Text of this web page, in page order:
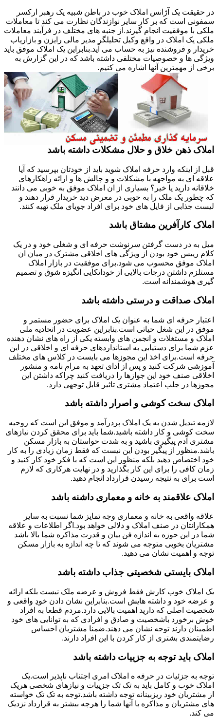
در حقیقت یک آژانس املاک خوب در باطن شبیه یک رهبر ارکسر
سمفونی است که بر کار سایر نوازندگان نظارت می کند تا معاملات
ملکی با موفقیت انجام گیرند.از جنبه های مختلف در فرآیند معاملات
ملکی یک املاک در واقع وکیل تحلیلگر مدیر مالی رایزن و بازاریاب
خریدار و فروشنده نیز به حساب می آید.بنابراین یک املاک موفق باید
ویژگی ها و خصوصیات مختلفی داشته باشد که در این گزارش به
برخی از مهمترین آنها اشاره می کنیم.
املاک ذهن خلاق و حلال مشکلات داشته باشد
قبل از اینکه وارد حرفه املاک شوید باید از خودتان بپرسید که آیا
علاقه ای به مواجهه با مشکلات و و چالش ها و ارائه راهکارهای
خلاقانه دارید یا خیر؟ بسیاری از ان املاک موفق به خوبی می دانند
که چطور یک ملک را به خوبی در معرض دید خریدار قرار دهند و
لیست جذابی از فایل های خود برای افراد جویای ملک تهیه کنند.
املاک کارآفرین مشتاق باشد
میل به در دست گرفتن سرنوشت حرفه ای و شغلی خود و در یک
کلام رییس خود بودن از ویژگی های اخلاقی مشترک در میان ان
املاک موفق محسوب می شود.برای موفقیت در بازار املاک
مستلزم داشتن درجات بالایی از خوداتکایی انگیزه شوق و تصمیم
گیری هوشمندانه است.
املاک صداقت و درستی داشته باشد
اعتبار حرفه ای شما به عنوان یک املاک برای حضور مستمر و
موفق در این شغل حیاتی است.بنابراین عضویت در اتحادیه ملی
املاک و مستغلات و انجمن های وابسته یکی از راه های نشان دهنده
عزم شما برای دستیابی به استانداردهای حرفه ای و اخلاقی در این
حرفه است.برای اخذ این مجوزها می بایست در کلاس های مختلف
آموزشی شرکت کنید و پس از ادای تعهد به مرام نامه و منشور
اخلاقی صنف خود این جوازها را دریافت کنید چراکه داشتن این
مجوزها در جلب اعتماد مشتری تاثیر قابل توجهی دارد.
املاک سخت کوشی و اصرار داشته باشد
لازمه تبدیل شدن به یک املاک پردرآمد و موفق این است که روحیه
سخت کوشی و کار داشته باشید.شما باید برای محقق کردن نیازهای
مشتری آدم پیگیری باشید و به شدت حواستان به بازار مسکن
باشد.منظور از پیگیر بودن این نیست که فقط زمان زیادی را به کار
خود اختصاص دهید بلکه منظور این است که با فکر خود کار کنید و
زمان کافی را برای این کار بگذارید و در نهایت هرکاری که لازم
است برای به نتیجه رسیدن قرارداد انجام دهید.
املاک علاقمند به خانه و معماری داشنه باشد
علاقه واقعی به خانه و معماری وجه تمایز شما نسبت به سایر
همکارانتان در صنف املاک و دلالی خواهد بود.اگر اطلاعات و علاقه
شما در این حوزه به اندازه فن بیان و قدرت مذاکره شما بالا باشد
مشتریان بخوبی متوجه می شوند که تا چه اندازه به بازار مسکن
توجه و اهمیت نشان می دهید.
املاک بایستی شخصیتی جذاب داشته باشد
یک املاک خوب کارش فقط فروش و عرضه ملک نیست بلکه ارائه
و عرضه خود و داشته هایش است.بنابراین نشان دادن خودِ واقعی و
شخصیت اصلی که دارید اهمیت بالایی دارد.مردم قطعا به افراد
خوش برخورد باشخصیت و صادق و افرادی که به توانایی های خود
اطمینان دارند توجه نشان می دهند.ضمنا مشتریان احساس
رضایتمندی بشتری از کار کردن با این افراد دارند.
املاک باید توجه به جزییات داشته باشد
توجه به جزئیات در حرفه ه املاک امری اجتناب ناپذیر است.یک
املاک خوب و کامل باید به تک تک جزییات و نیازهای شخصی هریک
از مشتریان خود ریزبینانه توجه داشته باشد.توجه به تک تک خواسته
های مشتریان و مذاکره با آنها شما را هرچه بیشتر به قرارداد نزدیک
می کند.